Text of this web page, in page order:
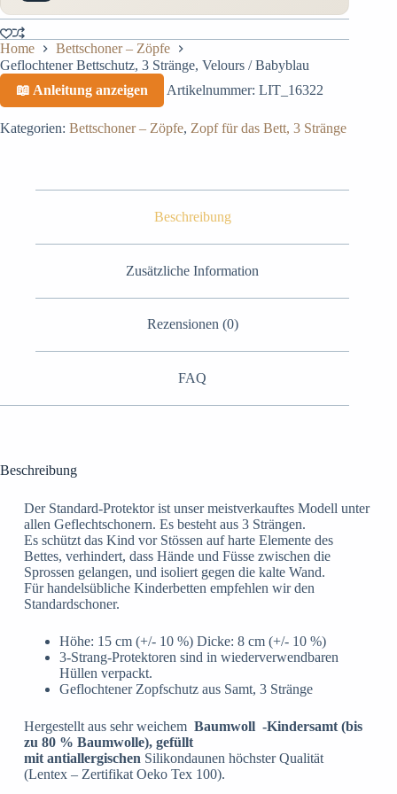
Home
Bettschoner – Zöpfe
Geflochtener Bettschutz, 3 Stränge, Velours / Babyblau
📖 Anleitung anzeigen
Artikelnummer: LIT_16322
Kategorien: Bettschoner – Zöpfe, Zopf für das Bett, 3 Stränge
Beschreibung
Zusätzliche Information
Rezensionen (0)
FAQ
Beschreibung
Der Standard-Protektor ist unser meistverkauftes Modell unter
allen Geflechtschonern. Es besteht aus 3 Strängen.
Es schützt das Kind vor Stössen auf harte Elemente des
Bettes, verhindert, dass Hände und Füsse zwischen die
Sprossen gelangen, und isoliert gegen die kalte Wand.
Für handelsübliche Kinderbetten empfehlen wir den
Standardschoner.
Höhe: 15 cm (+/- 10 %) Dicke: 8 cm (+/- 10 %)
3-Strang-Protektoren sind in wiederverwendbaren
Hüllen verpackt.
Geflochtener Zopfschutz aus Samt, 3 Stränge
Hergestellt aus sehr weichem Baumwoll -Kindersamt (bis
zu 80 % Baumwolle), gefüllt
mit antiallergischen Silikondaunen höchster Qualität
(Lentex – Zertifikat Oeko Tex 100).